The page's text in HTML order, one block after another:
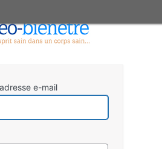
e-mail